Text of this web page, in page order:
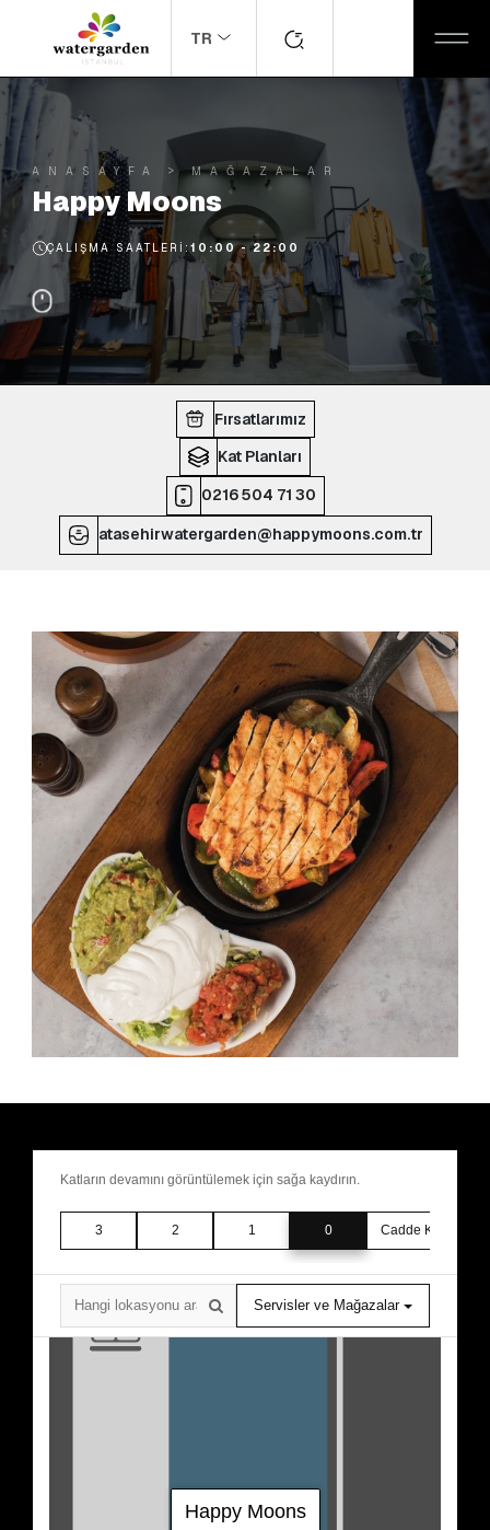
TR
ANASAYFA MAĞAZALAR
Happy Moons
ÇALIŞMA SAATLERI:10:00 - 22:00
Fırsatlarımız
Kat Planları
0216 504 71 30
atasehirwatergarden@happymoons.com.tr